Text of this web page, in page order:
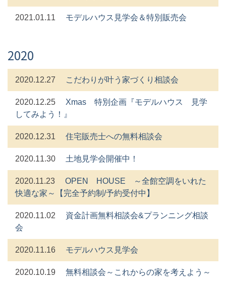
2021.01.11 モデルハウス見学会＆特別販売会
2020
2020.12.27 こだわりが叶う家づくり相談会
2020.12.25
Xmas 特別企画『モデルハウス 見学
してみよう！』
2020.12.31 住宅販売士への無料相談会
2020.11.30 土地見学会開催中！
2020.11.23
OPEN HOUSE ～全館空調をいれた
快適な家～【完全予約制/予約受付中】
2020.11.02
資金計画無料相談会&プランニング相談
会
2020.11.16 モデルハウス見学会
2020.10.19 無料相談会～これからの家を考えよう～